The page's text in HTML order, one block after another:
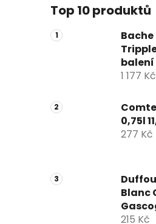
Top 10 produktů
Bache
balení
1 177 Kč
0,75l
277 Kč
Blanc
215 Kč